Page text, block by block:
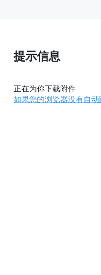
提示信息
正在为你下载附件
如果您的浏览器没有自